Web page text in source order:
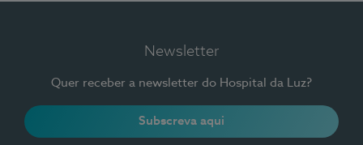
Newsletter
Quer receber a newsletter do Hospital da Luz?
Subscreva aqui